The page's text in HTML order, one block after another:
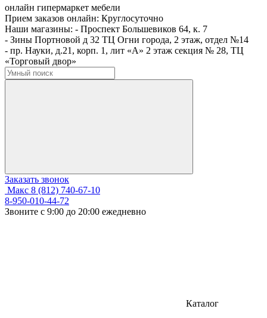
онлайн гипермаркет мебели
Прием заказов онлайн: Круглосуточно
Наши магазины: - Проспект Большевиков 64, к. 7
- Зины Портновой д 32 ТЦ Огни города, 2 этаж, отдел №14
- пр. Науки, д.21, корп. 1, лит «А» 2 этаж секция № 28, ТЦ
«Торговый двор»
Заказать звонок
Макс 8 (812) 740-67-10
8-950-010-44-72
Звоните с 9:00 до 20:00 ежедневно
Каталог